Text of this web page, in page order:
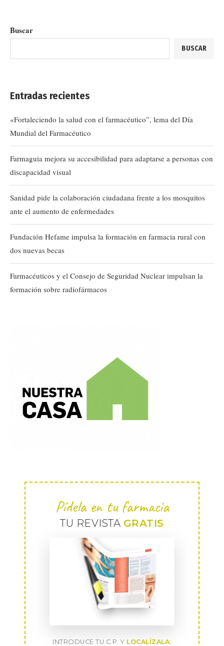
Buscar
BUSCAR
Entradas recientes
«Fortaleciendo la salud con el farmacéutico”, lema del Día
Mundial del Farmacéutico
Farmaguia mejora su accesibilidad para adaptarse a personas con
discapacidad visual
Sanidad pide la colaboración ciudadana frente a los mosquitos
ante el aumento de enfermedades
Fundación Hefame impulsa la formación en farmacia rural con
dos nuevas becas
Farmacéuticos y el Consejo de Seguridad Nuclear impulsan la
formación sobre radiofármacos
Pídela en tu farmacia
TU REVISTA GRATIS
INTRODUCE TU C.P. Y LOCALÍZALA: